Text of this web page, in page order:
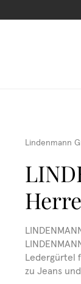
Lindenmann
Ledergürtel
zu Jeans